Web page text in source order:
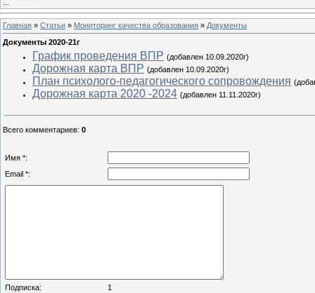
Главная » Статьи » Мониторинг качества образования » Документы
Документы 2020-21г
График проведения ВПР (добавлен 10.09.2020г)
Дорожная карта ВПР (добавлен 10.09.2020г)
План психолого-педагогического сопровождения
Дорожная карта 2020 -2024 (добавлен 11.11.2020г)
Всего комментариев: 0
Имя *:
Email *:
Подписка: 1